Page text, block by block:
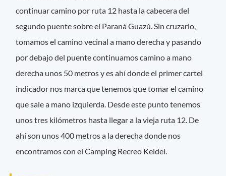
continuar camino por ruta 12 hasta la cabecera del
segundo puente sobre el Paraná Guazú. Sin cruzarlo,
tomamos el camino vecinal a mano derecha y pasando
por debajo del puente continuamos camino a mano
derecha unos 50 metros y es ahí donde el primer cartel
indicador nos marca que tenemos que tomar el camino
que sale a mano izquierda. Desde este punto tenemos
unos tres kilómetros hasta llegar a la vieja ruta 12. De
ahí son unos 400 metros a la derecha donde nos
encontramos con el Camping Recreo Keidel.